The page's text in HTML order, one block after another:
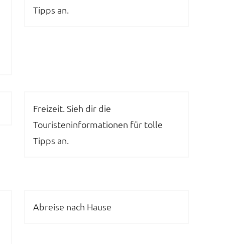
Tipps an.
Freizeit. Sieh dir die
Touristeninformationen für tolle
Tipps an.
Abreise nach Hause